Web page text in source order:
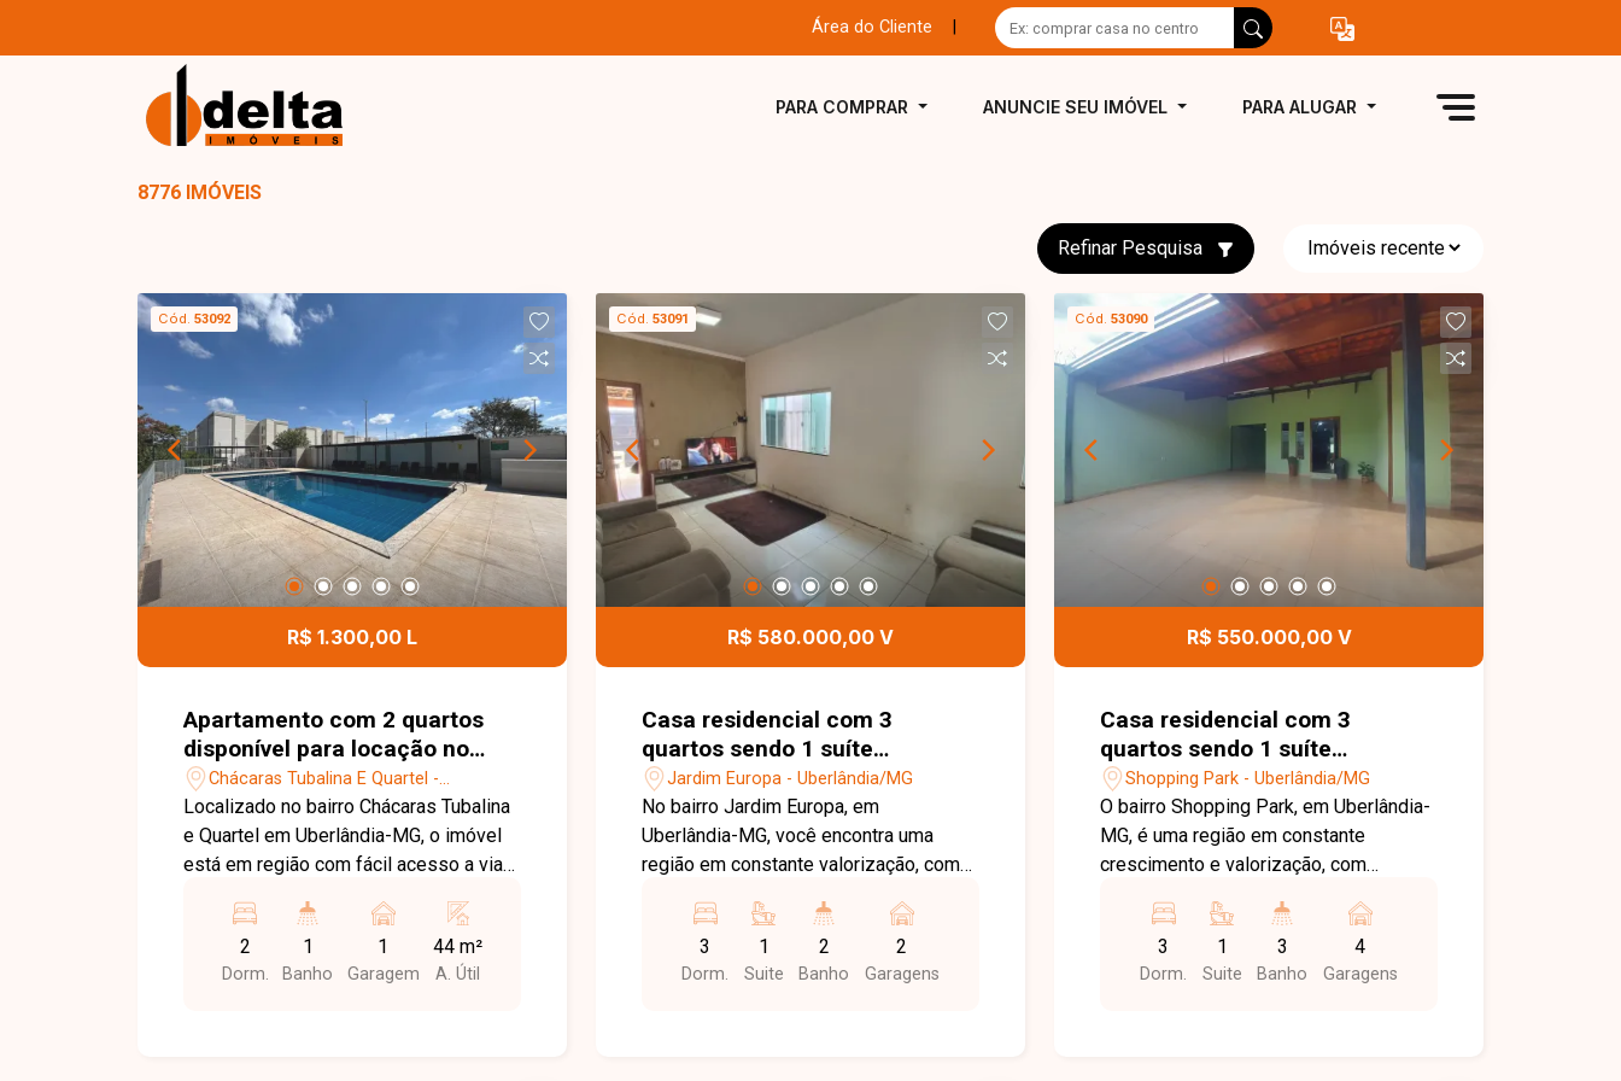
Área do Cliente
PARA COMPRAR ANUNCIE SEU IMÓVEL PARA ALUGAR
8776 IMÓVEIS
Refinar Pesquisa
Cód. 53092
R$ 1.300,00 L
Apartamento com 2 quartos
disponível para locação no
bairro Chácaras Tubalina E
Quartel em Uberlândia-MG
Chácaras Tubalina E Quartel -
Uberlândia/MG
Localizado no bairro Chácaras Tubalina
e Quartel em Uberlândia-MG, o imóvel
está em região com fácil acesso a vias
proporcionando praticidade no dia a dia.
O apartamento é novo primeira locação
no segundo piso apenas um lance de
2
Dorm.
1
Banho
1
Garagem
44 m²
A. Útil
Cód. 53091
R$ 580.000,00 V
Casa residencial com 3
quartos sendo 1 suíte
disponível para venda no bairro
Jardim Europa em Uberlândia-
MG
Jardim Europa - Uberlândia/MG
No bairro Jardim Europa, em
Uberlândia-MG, você encontra uma
região em constante valorização, com
às principais avenidas da cidade e
proximidade com supermercados,
escolas, farmácias e diversos
3
Dorm.
1
Suite
2
Banho
2
Garagens
Cód. 53090
R$ 550.000,00 V
Casa residencial com 3
quartos sendo 1 suíte
disponível para locação no
bairro Shopping Park em
Uberlândia-MG
Shopping Park - Uberlândia/MG
O bairro Shopping Park, em Uberlândia-
MG, é uma região em constante
crescimento e valorização, com
às principais vias da cidade. Próximo a
supermercados, escolas, farmácias,
comércios e diversos serviços,
3
Dorm.
1
Suite
3
Banho
4
Garagens